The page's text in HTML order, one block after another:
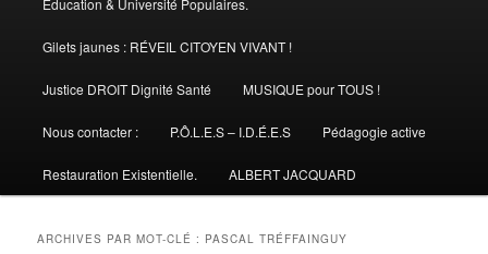
Gilets jaunes : RÉVEIL CITOYEN VIVANT !
Justice DROIT Dignité Santé MUSIQUE pour TOUS !
Nous contacter : P.Ô.L.E.S – I.D.É.E.S Pédagogie active
Restauration Existentielle. ALBERT JACQUARD
ARCHIVES PAR MOT-CLÉ : PASCAL TRÉFFAINGUY